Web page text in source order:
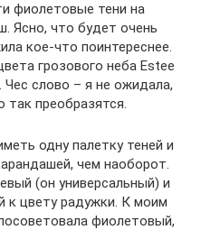
фиолетовые тени на
Ясно, что будет очень
кое-что поинтереснее.
грозового неба Estee
Чес слово – я не ожидала,
так преобразятся.
одну палетку теней и
чем наоборот.
(он универсальный) и
к цвету радужки. К моим
фиолетовый,